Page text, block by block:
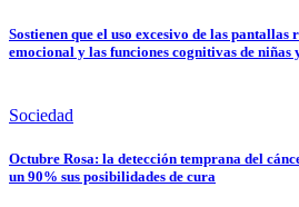
Sostienen que el uso excesivo de las pantallas
emocional y las funciones cognitivas de niñas
Sociedad
Octubre Rosa: la detección temprana del
un 90% sus posibilidades de cura